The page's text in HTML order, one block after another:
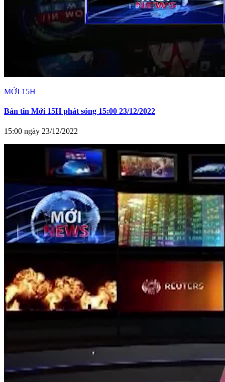
MỚI 15H
Bản tin Mới 15H phát sóng 15:00 23/12/2022
15:00 ngày 23/12/2022